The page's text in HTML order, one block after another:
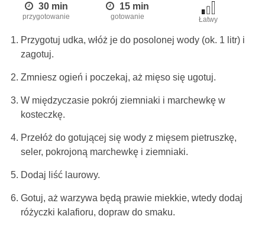
30 min
przygotowanie
15 min
gotowanie Łatwy
Przygotuj udka, włóż je do posolonej wody (ok. 1 litr) i
zagotuj.
Zmniesz ogień i poczekaj, aż mięso się ugotuj.
W międzyczasie pokrój ziemniaki i marchewkę w
kosteczkę.
Przełóż do gotującej się wody z mięsem pietruszkę,
seler, pokrojoną marchewkę i ziemniaki.
Dodaj liść laurowy.
Gotuj, aż warzywa będą prawie miekkie, wtedy dodaj
różyczki kalafioru, dopraw do smaku.